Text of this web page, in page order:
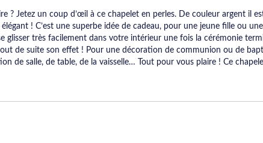
? Jetez un coup d’œil à ce chapelet en perles. De couleur argent il
! C’est une superbe idée de cadeau, pour une jeune fille ou
glisser très facilement dans votre intérieur une fois la cérémonie
de suite son effet ! Pour une décoration de communion ou de
de salle, de table, de la vaisselle… Tout pour vous plaire ! Ce